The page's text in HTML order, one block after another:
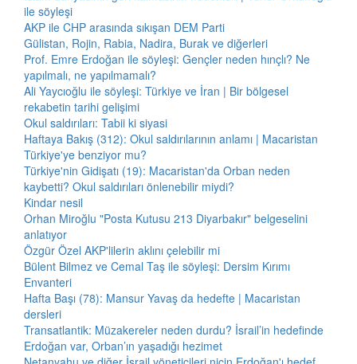
ile söyleşi
AKP ile CHP arasında sıkışan DEM Parti
Gülistan, Rojin, Rabia, Nadira, Burak ve diğerleri
Prof. Emre Erdoğan ile söyleşi: Gençler neden hınçlı? Ne
yapılmalı, ne yapılmamalı?
Ali Yaycıoğlu ile söyleşi: Türkiye ve İran | Bir bölgesel
rekabetin tarihi gelişimi
Okul saldırıları: Tabii ki siyasi
Haftaya Bakış (312): Okul saldırılarının anlamı | Macaristan
Türkiye'ye benziyor mu?
Türkiye'nin Gidişatı (19): Macaristan'da Orban neden
kaybetti? Okul saldırıları önlenebilir miydi?
Kindar nesil
Orhan Miroğlu "Posta Kutusu 213 Diyarbakır" belgeselini
anlatıyor
Özgür Özel AKP'lilerin aklını çelebilir mi
Bülent Bilmez ve Cemal Taş ile söyleşi: Dersim Kırımı
Envanteri
Hafta Başı (78): Mansur Yavaş da hedefte | Macaristan
dersleri
Transatlantik: Müzakereler neden durdu? İsrail’in hedefinde
Erdoğan var, Orban’ın yaşadığı hezimet